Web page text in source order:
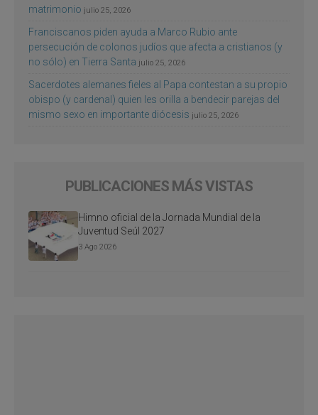
matrimonio julio 25, 2026
Franciscanos piden ayuda a Marco Rubio ante
persecución de colonos judíos que afecta a cristianos (y
no sólo) en Tierra Santa julio 25, 2026
Sacerdotes alemanes fieles al Papa contestan a su propio
obispo (y cardenal) quien les orilla a bendecir parejas del
mismo sexo en importante diócesis julio 25, 2026
PUBLICACIONES MÁS VISTAS
Himno oficial de la Jornada Mundial de la
Juventud Seúl 2027
3 Ago 2026